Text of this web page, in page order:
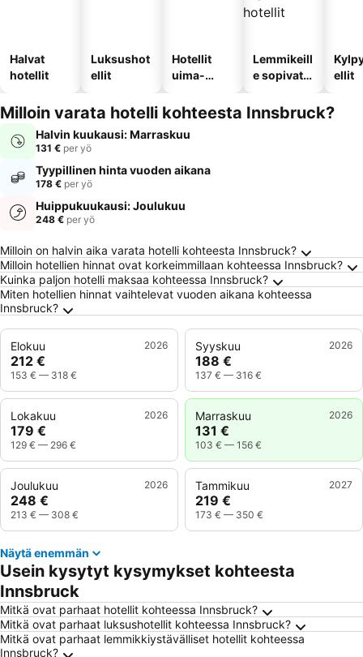
Halvat
hotellit
Luksushot
ellit
Hotellit
uima-
Lemmikeill
e sopivat
ellit
Milloin varata hotelli kohteesta Innsbruck?
Halvin kuukausi: Marraskuu
131 € per yö
Tyypillinen hinta vuoden aikana
178 € per yö
Huippukuukausi: Joulukuu
248 € per yö
Usein kysytyt kysymykset kohteesta
Milloin on halvin aika varata hotelli kohteesta Innsbruck?
Milloin hotellien hinnat ovat korkeimmillaan kohteessa Innsbruck?
Kuinka paljon hotelli maksaa kohteessa Innsbruck?
Miten hotellien hinnat vaihtelevat vuoden aikana kohteessa
Innsbruck?
Elokuu 2026
212 €
153 € — 318 €
Syyskuu 2026
188 €
137 € — 316 €
Lokakuu 2026
179 €
129 € — 296 €
Marraskuu 2026
131 €
103 € — 156 €
Joulukuu 2026
248 €
213 € — 308 €
Tammikuu 2027
219 €
173 € — 350 €
Näytä enemmän
Usein kysytyt kysymykset kohteesta
Innsbruck
Mitkä ovat parhaat hotellit kohteessa Innsbruck?
Mitkä ovat parhaat luksushotellit kohteessa Innsbruck?
Mitkä ovat parhaat lemmikkiystävälliset hotellit kohteessa
Innsbruck?